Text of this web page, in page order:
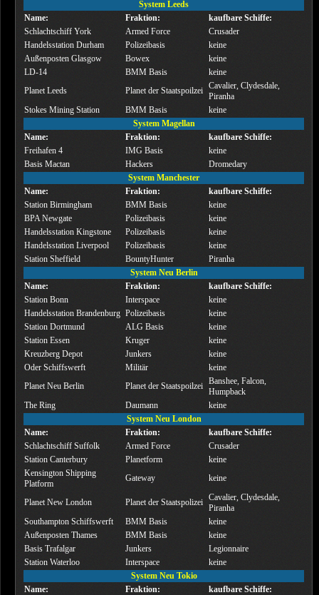
System Leeds
Name:
Fraktion:
kaufbare Schiffe:
Schlachtschiff York
Armed Force
Crusader
Handelsstation Durham
Polizeibasis
keine
Außenposten Glasgow
Bowex
keine
LD-14
BMM Basis
keine
Planet Leeds
Planet der Staatspoilzei Cavalier, Clydesdale,
Piranha
Stokes Mining Station
BMM Basis
keine
System Magellan
Name:
Fraktion:
kaufbare Schiffe:
Freihafen 4
IMG Basis
keine
Basis Mactan
Hackers
Dromedary
System Manchester
Name:
Fraktion:
kaufbare Schiffe:
Station Birmingham
BMM Basis
keine
BPA Newgate
Polizeibasis
keine
Handelsstation Kingstone
Polizeibasis
keine
Handelsstation Liverpool
Polizeibasis
keine
Station Sheffield
BountyHunter
Piranha
System Neu Berlin
Name:
Fraktion:
kaufbare Schiffe:
Station Bonn
Interspace
keine
Handelsstation Brandenburg Polizeibasis
keine
Station Dortmund
ALG Basis
keine
Station Essen
Kruger
keine
Kreuzberg Depot
Junkers
keine
Oder Schiffswerft
Militär
keine
Planet Neu Berlin
Planet der Staatspoilzei Banshee, Falcon,
Humpback
The Ring
Daumann
keine
System Neu London
Name:
Fraktion:
kaufbare Schiffe:
Schlachtschiff Suffolk
Armed Force
Crusader
Station Canterbury
Planetform
keine
Kensington Shipping
Platform
Gateway keine
Planet New London Planet der Staatspolizei Cavalier, Clydesdale,
Piranha
Southampton Schiffswerft
BMM Basis
keine
Außenposten Thames
BMM Basis
keine
Basis Trafalgar
Junkers
Legionnaire
Station Waterloo
Interspace
keine
System Neu Tokio
Name:
Fraktion:
kaufbare Schiffe: